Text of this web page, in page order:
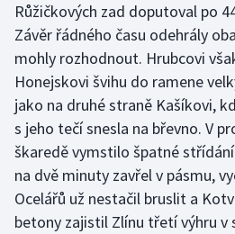
Triatlon
Veslování
Vodní slalom
Volejbal
Ostatní
Růžičkových zad doputoval po
Závěr řádného času odehrály
mohly rozhodnout. Hrubcovi
Honejskovi švihu do ramene
jako na druhé straně Kašíkovi,
s jeho tečí snesla na břevno. V
škaredě vymstilo špatné
na dvě minuty zavřel v pásmu,
Ocelářů už nestačil bruslit a
betony zajistil Zlínu třetí výhru v